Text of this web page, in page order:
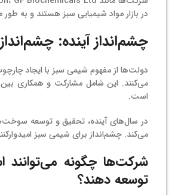
در بازار مواد شیمیایی سبز هستند و به
چشم‌انداز آینده:
دولت‌ها از مفهوم شیمی سبز با ایجاد
می‌کنند. این شامل مشارکت و همکاری بین
است.
در سال‌های آینده، تحقیق و توسعه
می‌کند. چشم‌انداز برای شیمی سبز
شرکت‌ها چگونه می‌توانند
توسعه دهند؟